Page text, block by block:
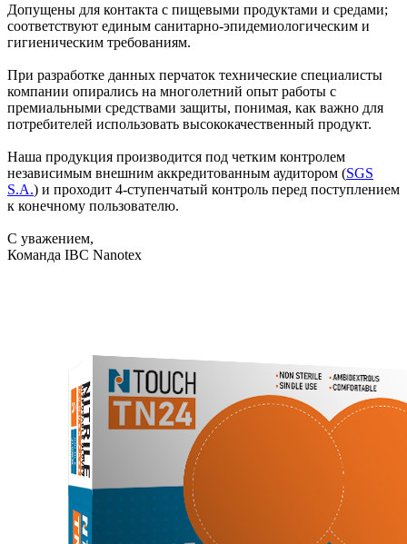
Допущены для контакта с пищевыми продуктами и средами;
соответствуют единым санитарно-эпидемиологическим и
гигиеническим требованиям.
При разработке данных перчаток технические специалисты
компании опирались на многолетний опыт работы с
премиальными средствами защиты, понимая, как важно для
потребителей использовать высококачественный продукт.
Наша продукция производится под четким контролем
независимым внешним аккредитованным аудитором (SGS
S.A.) и проходит 4-ступенчатый контроль перед поступлением
к конечному пользователю.
С уважением,
Команда IBC Nanotex